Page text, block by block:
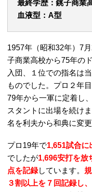
最終学歴：銚子商業
血液型：A型
1957年（昭和32年）7
子商業高校から75年の
入団、１位での指名は
ものでした。プロ２年
79年から一軍に定着し
スタントに出場を続け
名を利夫から和典に変更
プロ19年で1,651試合に
でしたが1,696安打を放
点を記録しています。
３割以上を７回記録し